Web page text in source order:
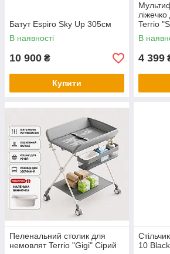
Батут Espiro Sky Up 305см
В наявності
10 900 ₴
Купити
Terrio
В
4 399
Пеленальний столик для
немовлят Terrio "Gigi" Сірий
10 Black